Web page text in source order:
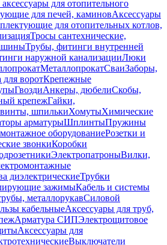
для отопительного
для печей, каминовАксессуары
для отопительных котлов,
Тросы сантехнические,
Трубы, фитинги внутренней
наружной канализацииЛюки
МеталлопрокатСваиЗаборы,
воротКрепежные
ГвоздиАнкеры, дюбелиСкобы,
крепежГайки,
шпилькиХомутыХимические
арматурыШплинтыПружины
оборудованиеРозетки и
звонкиКоробки
ЭлектропатроныВилки,
диэлектрическиеТрубки
зажимыКабель и системы
металлорукавСиловой
кабельныеАксессуары для труб,
Арматура СИПЭлектрощитовое
Аксессуары для
Выключатели